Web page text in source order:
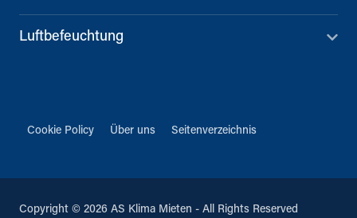
Luftbefeuchtung
Cookie Policy Über uns Seitenverzeichnis
Copyright © 2026 AS Klima Mieten - All Rights Reserved